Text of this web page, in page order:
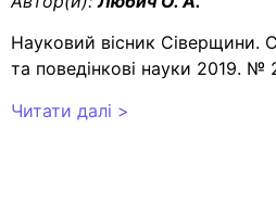
Науковий вісник Сіверщини.
та поведінкові науки 2019. №
Читати далі >